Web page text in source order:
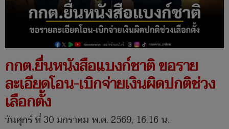
กกต.ยื่นหนังสือแบงก์ชาติ ขอราย
ละเอียดโอน-เบิกจ่ายเงินผิดปกติช่วง
เลือกตั้ง
วันศุกร์ ที่ 30 มกราคม พ.ศ. 2569, 16.16 น.